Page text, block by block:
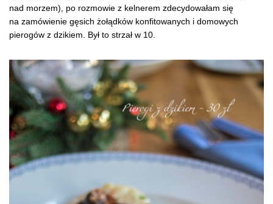
nad morzem), po rozmowie z kelnerem zdecydowałam się
na zamówienie gęsich żołądków konfitowanych i domowych
pierogów z dzikiem. Był to strzał w 10.